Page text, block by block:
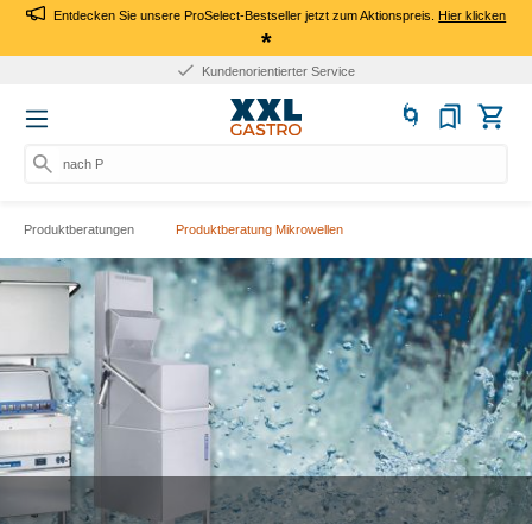
Entdecken Sie unsere ProSelect-Bestseller jetzt zum Aktionspreis.Hier klicken
*
Kundenorientierter Service
nach Pro
Produktberatungen Produktberatung Mikrowellen